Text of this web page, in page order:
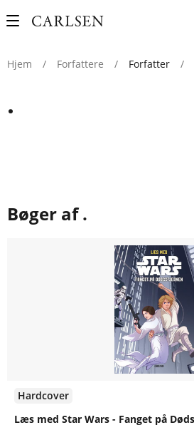
Main
Hjem
/ Forfattere / Forfatter /
.
Bøger af .
Hardcover
Læs med Star Wars - Fanget på